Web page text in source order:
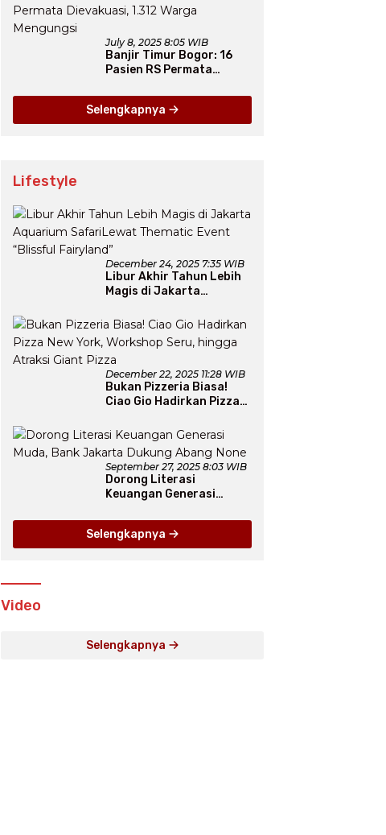
July 8, 2025 8:05 WIB
Banjir Timur Bogor: 16
Pasien RS Permata
Mengungsi
Selengkapnya
Lifestyle
December 24, 2025 7:35 WIB
Libur Akhir Tahun Lebih
Magis di Jakarta
Thematic Event “Blissful
Fairyland”
December 22, 2025 11:28 WIB
Bukan Pizzeria Biasa!
Ciao Gio Hadirkan Pizza
Seru, hingga Atraksi
Giant Pizza
September 27, 2025 8:03 WIB
Dorong Literasi
Keuangan Generasi
Dukung Abang None
Selengkapnya
Video
Selengkapnya